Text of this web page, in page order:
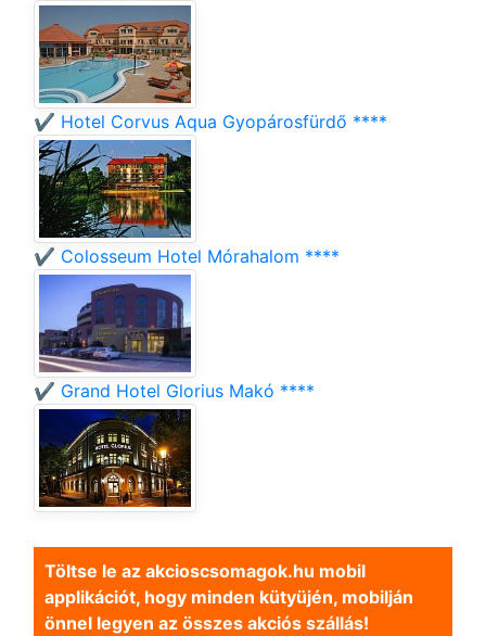
✔️ Hotel Corvus Aqua Gyopárosfürdő ****
✔️ Colosseum Hotel Mórahalom ****
✔️ Grand Hotel Glorius Makó ****
Töltse le az akcioscsomagok.hu mobil
applikációt, hogy minden kütyüjén, mobilján
önnel legyen az összes akciós szállás!